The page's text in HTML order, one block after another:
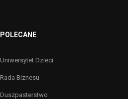
POLECANE
Uniwersytet Dzieci
Rada Biznesu
Duszpasterstwo